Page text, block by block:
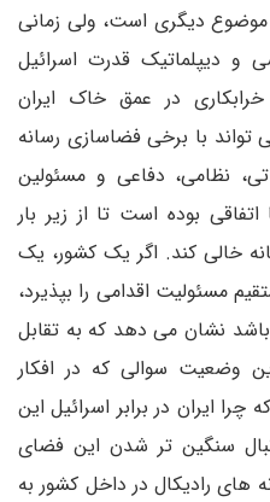
موضوع دیگری است، ولی زمانی
و دیپلماتیک قدرت اسرائیل
در عمق خاک ایران
تواند با برخی فضاسازی رسانه
نظامی، دفاعی و مسئولین
بوده است تا از زیر بار
خالی کند. اگر یک کشور، یک
مسئولیت اقدامی را بپذیرد،
باشد نشان می دهد که به تقابل
وضعیت سوالی که در افکار
ایران در برابر اسرائیل این
سنگین تر شدن این فضای
های رادیکال در داخل کشور به